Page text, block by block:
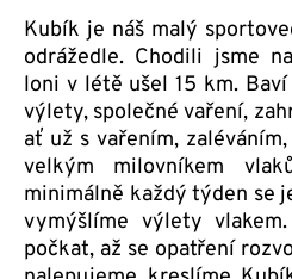
Kubík je náš malý
odrážedle. Chodili jsme
loni v létě ušel 15 km.
výlety, společné vaření,
ať už s vařením,
velkým milovníkem
minimálně každý týden se
vymýšlíme výlety
počkat, až se opatření